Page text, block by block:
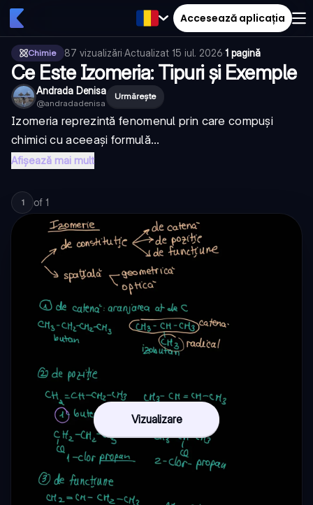
Accesează aplicația
Chimie 87 vizualizări·Actualizat 15 iul. 2026·1 pagină
Ce Este Izomeria: Tipuri și Exemple
Andrada Denisa
@andradadenisa
Urmărește
Izomeria reprezintă fenomenul prin care compuși
chimici cu aceeași formulă...
Afișează mai mult
1 of 1
Vizualizare